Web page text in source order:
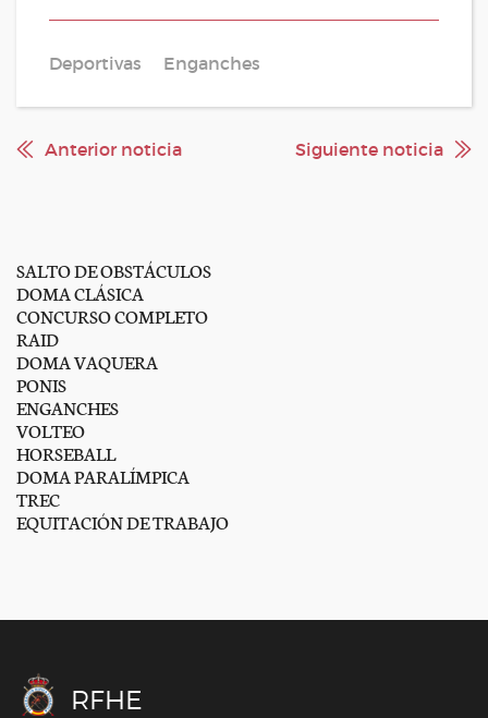
Deportivas Enganches
Anterior noticia Siguiente noticia
SALTO DE OBSTÁCULOS
DOMA CLÁSICA
CONCURSO COMPLETO
RAID
DOMA VAQUERA
PONIS
ENGANCHES
VOLTEO
HORSEBALL
DOMA PARALÍMPICA
TREC
EQUITACIÓN DE TRABAJO
RFHE